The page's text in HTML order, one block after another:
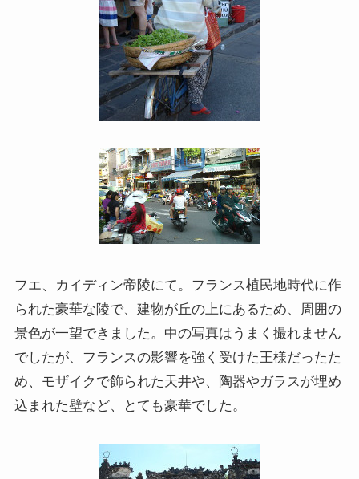
フエ、カイディン帝陵にて。フランス植民地時代に作
られた豪華な陵で、建物が丘の上にあるため、周囲の
景色が一望できました。中の写真はうまく撮れません
でしたが、フランスの影響を強く受けた王様だったた
め、モザイクで飾られた天井や、陶器やガラスが埋め
込まれた壁など、とても豪華でした。